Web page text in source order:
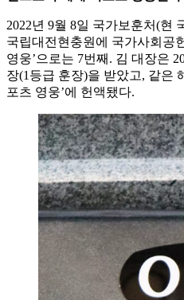
2022년 9월 8일 국가보훈처(현
국립대전현충원에 국가사회공
영웅’으로는 7번째. 김 대장은
장(1등급 훈장)을 받았고, 같은
포츠 영웅’에 헌액됐다.